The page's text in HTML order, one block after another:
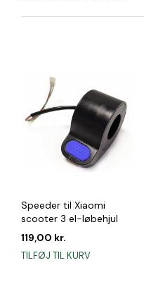
Speeder til Xiaomi
scooter 3 el-løbehjul
119,00 kr.
TILFØJ TIL KURV